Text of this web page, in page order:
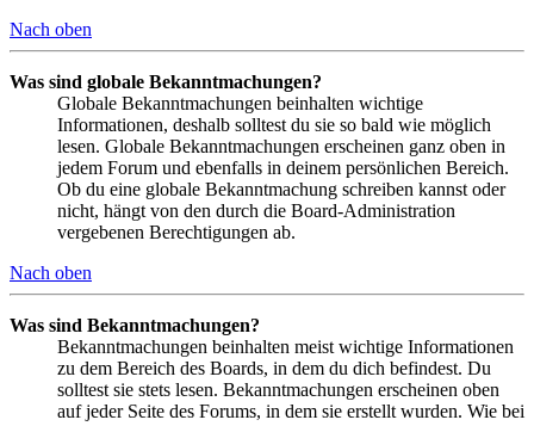
Nach oben
Was sind globale Bekanntmachungen?
Globale Bekanntmachungen beinhalten wichtige
Informationen, deshalb solltest du sie so bald wie möglich
lesen. Globale Bekanntmachungen erscheinen ganz oben in
jedem Forum und ebenfalls in deinem persönlichen Bereich.
Ob du eine globale Bekanntmachung schreiben kannst oder
nicht, hängt von den durch die Board-Administration
vergebenen Berechtigungen ab.
Nach oben
Was sind Bekanntmachungen?
Bekanntmachungen beinhalten meist wichtige Informationen
zu dem Bereich des Boards, in dem du dich befindest. Du
solltest sie stets lesen. Bekanntmachungen erscheinen oben
auf jeder Seite des Forums, in dem sie erstellt wurden. Wie bei